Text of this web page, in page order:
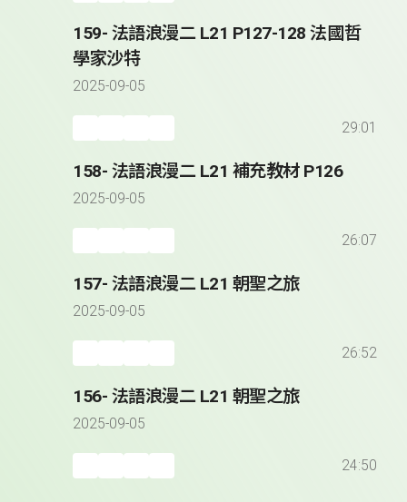
159- 法語浪漫二 L21 P127-128 法國哲
學家沙特
2025-09-05
29:01
158- 法語浪漫二 L21 補充教材 P126
2025-09-05
26:07
157- 法語浪漫二 L21 朝聖之旅
2025-09-05
26:52
156- 法語浪漫二 L21 朝聖之旅
2025-09-05
24:50